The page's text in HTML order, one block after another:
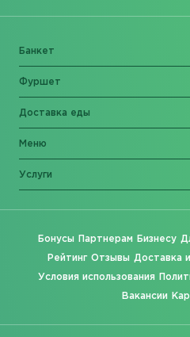
Банкет
Фуршет
Доставка еды
Меню
Услуги
Бонусы Партнерам Бизнесу
Рейтинг Отзывы Доставка
Условия использования
Вакансии